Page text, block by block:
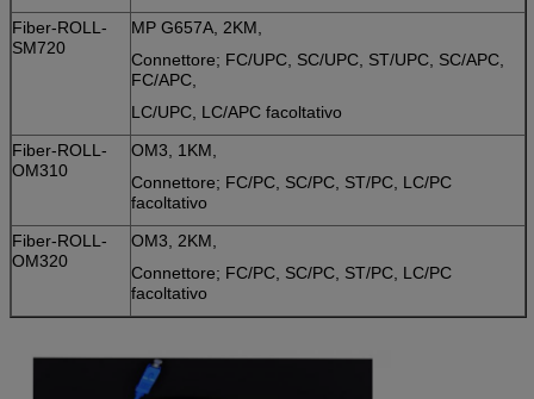
Fiber-ROLL-
SM720
MP G657A, 2KM,
Connettore; FC/UPC, SC/UPC, ST/UPC, SC/APC,
FC/APC,
LC/UPC, LC/APC facoltativo
Fiber-ROLL-
OM310
OM3, 1KM,
Connettore; FC/PC, SC/PC, ST/PC, LC/PC
facoltativo
Fiber-ROLL-
OM320
OM3, 2KM,
Connettore; FC/PC, SC/PC, ST/PC, LC/PC
facoltativo